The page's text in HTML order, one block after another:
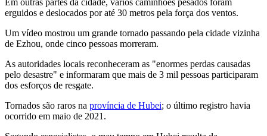
erguidos e deslocados por até 30 metros pela força dos ventos.
Um vídeo mostrou um grande tornado passando pela cidade vizinha
de Ezhou, onde cinco pessoas morreram.
As autoridades locais reconheceram as "enormes perdas causadas
pelo desastre" e informaram que mais de 3 mil pessoas participaram
dos esforços de resgate.
Tornados são raros na província de Hubei; o último registro havia
ocorrido em maio de 2021.